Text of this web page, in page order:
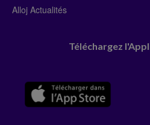
Alloj Actualités
Téléchargez